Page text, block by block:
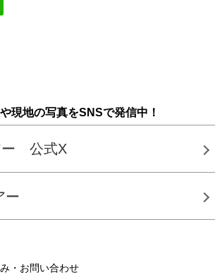
現地の写真をSNSで発信中！
ー 公式X
ー
・お問い合わせ